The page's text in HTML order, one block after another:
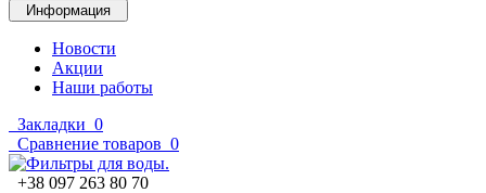
Информация
Новости
Акции
Наши работы
Закладки 0
Сравнение товаров 0
+38 097 263 80 70